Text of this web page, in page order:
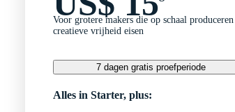
Voor grotere makers die op schaal produceren
creatieve vrijheid eisen
7 dagen gratis proefperiode
Alles in Starter, plus: